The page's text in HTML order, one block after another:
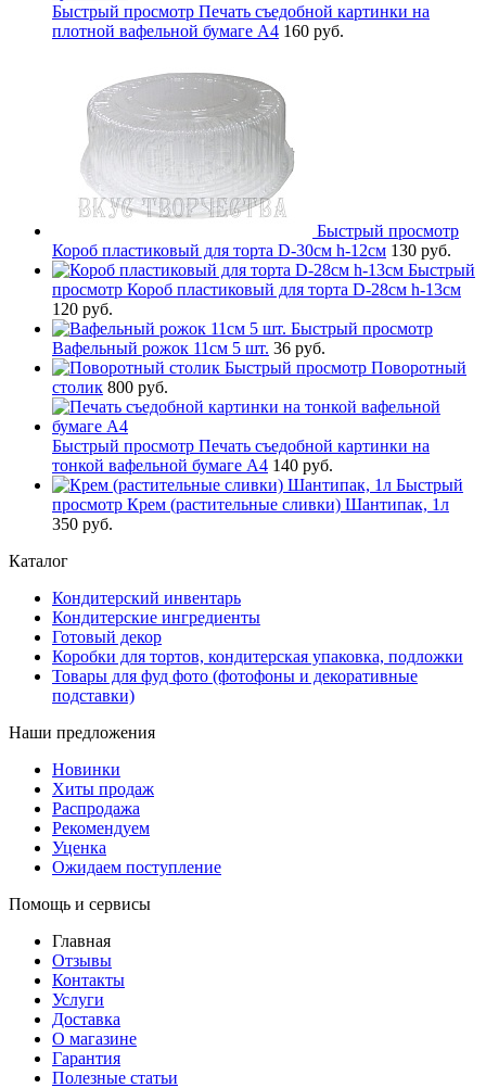
Быстрый просмотр Печать съедобной картинки на
плотной вафельной бумаге А4 160 руб.
Быстрый просмотр
Короб пластиковый для торта D-30см h-12см 130 руб.
Быстрый
просмотр Короб пластиковый для торта D-28см h-13см
120 руб.
Быстрый просмотр
Вафельный рожок 11см 5 шт. 36 руб.
Быстрый просмотр Поворотный
столик 800 руб.
Быстрый просмотр Печать съедобной картинки на
тонкой вафельной бумаге А4 140 руб.
Быстрый
просмотр Крем (растительные сливки) Шантипак, 1л
350 руб.
Каталог
Кондитерский инвентарь
Кондитерские ингредиенты
Готовый декор
Коробки для тортов, кондитерская упаковка, подложки
Товары для фуд фото (фотофоны и декоративные
подставки)
Наши предложения
Новинки
Хиты продаж
Распродажа
Рекомендуем
Уценка
Ожидаем поступление
Помощь и сервисы
Главная
Отзывы
Контакты
Услуги
Доставка
О магазине
Гарантия
Полезные статьи